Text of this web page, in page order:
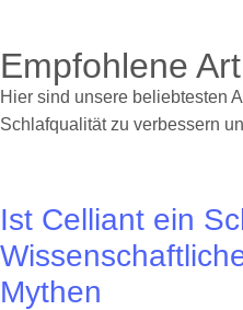
Empfohlene
Hier sind unsere beliebtesten
Schlafqualität zu verbessern
Ist Celliant ein
Mythen